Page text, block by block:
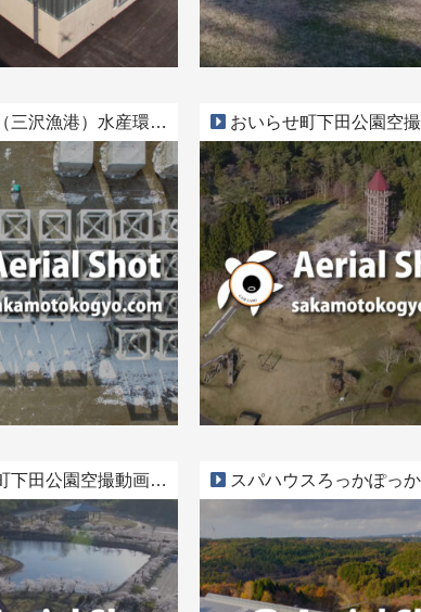
漁港）水産環境整備工事 おいらせ町下田公園空撮動
田公園空撮動画 Part2 スパハウスろっかぽっか様空